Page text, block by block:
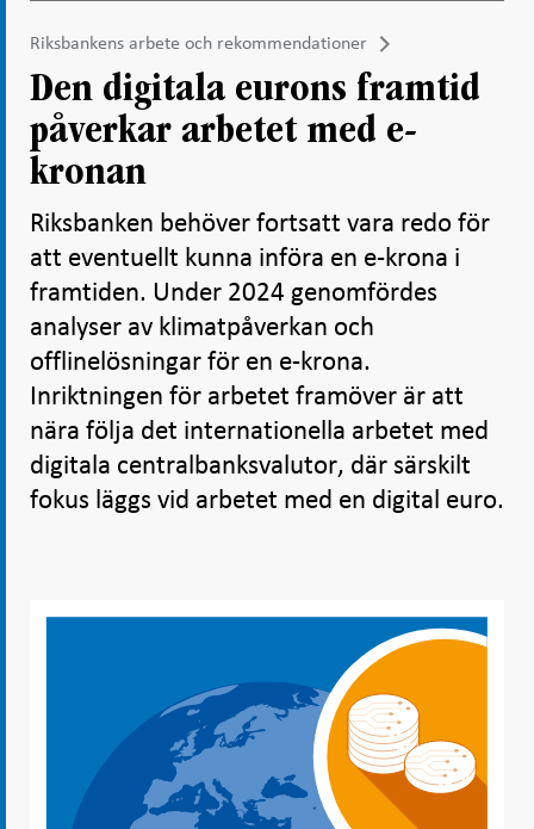
Riksbankens arbete och rekommendationer
Den digitala eurons framtid
påverkar arbetet med e-
kronan
Riksbanken behöver fortsatt vara redo för
att eventuellt kunna införa en e-krona i
framtiden. Under 2024 genomfördes
analyser av klimatpåverkan och
offlinelösningar för en e-krona.
Inriktningen för arbetet framöver är att
nära följa det internationella arbetet med
digitala centralbanksvalutor, där särskilt
fokus läggs vid arbetet med en digital euro.